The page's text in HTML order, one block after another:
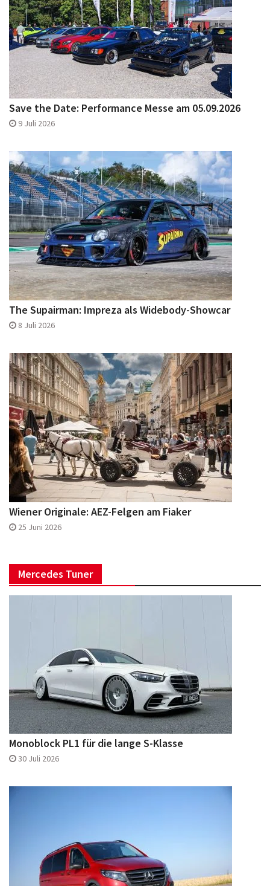
Save the Date: Performance Messe am 05.09.2026
9 Juli 2026
The Supairman: Impreza als Widebody-Showcar
8 Juli 2026
Wiener Originale: AEZ-Felgen am Fiaker
25 Juni 2026
Mercedes Tuner
Monoblock PL1 für die lange S-Klasse
30 Juli 2026